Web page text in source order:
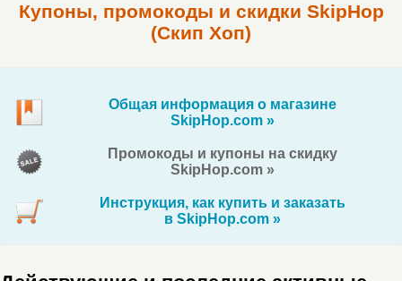
Купоны, промокоды и скидки SkipHop
(Скип Хоп)
Общая информация о магазине
SkipHop.com »
Промокоды и купоны на скидку
SkipHop.com »
Инструкция, как купить и заказать
в SkipHop.com »